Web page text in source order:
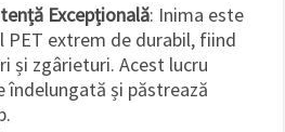
Excepțională: Inima este
extrem de durabil, fiind
și zgârieturi. Acest lucru
îndelungată și păstrează